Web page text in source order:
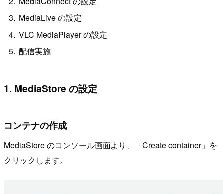
MediaLive の設定
VLC MediaPlayer の設定
配信実施
1. MediaStore の設定
コンテナの作成
MediaStore のコンソール画面より、「Create container」を
クリックします。